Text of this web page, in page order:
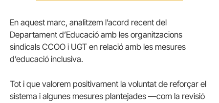
En aquest marc, analitzem l’acord recent del
Departament d’Educació amb les organitzacions
sindicals CCOO i UGT en relació amb les mesures
d’educació inclusiva.
Tot i que valorem positivament la voluntat de reforçar el
sistema i algunes mesures plantejades —com la revisió